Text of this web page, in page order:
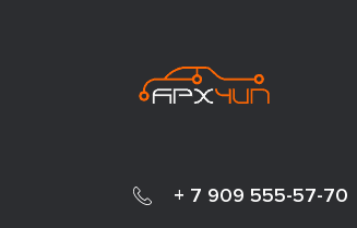
+ 7 909 555-57-70